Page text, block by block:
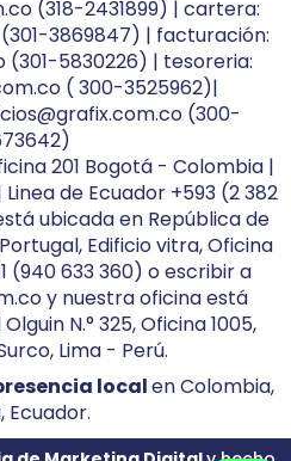
(318-2431899) | cartera:
3869847) | facturación:
5830226) | tesoreria:
( 300-3525962)|
(300-
201 Bogotá - Colombia |
de Ecuador +593 (2 382
ubicada en República de
Edificio vitra, Oficina
(940 633 360) o escribir a
y nuestra oficina está
N.° 325, Oficina 1005,
Lima - Perú.
localen Colombia,
Ecuador.